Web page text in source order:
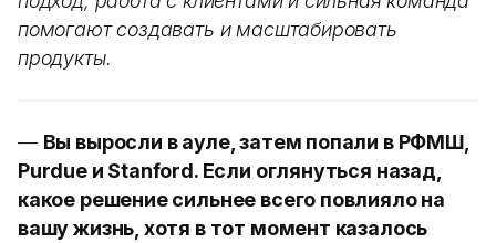
помогают создавать и масштабировать
продукты.
— Вы выросли в ауле, затем попали в РФМШ,
Purdue и Stanford. Если оглянуться назад,
какое решение сильнее всего повлияло на
вашу жизнь, хотя в тот момент казалось